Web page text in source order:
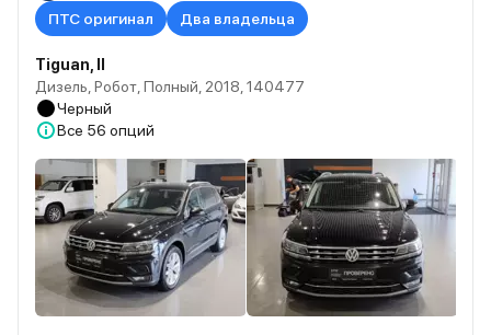
ПТС оригинал Два владельца
Tiguan, II
Дизель, Робот, Полный, 2018, 140477
Черный
Все 56 опций